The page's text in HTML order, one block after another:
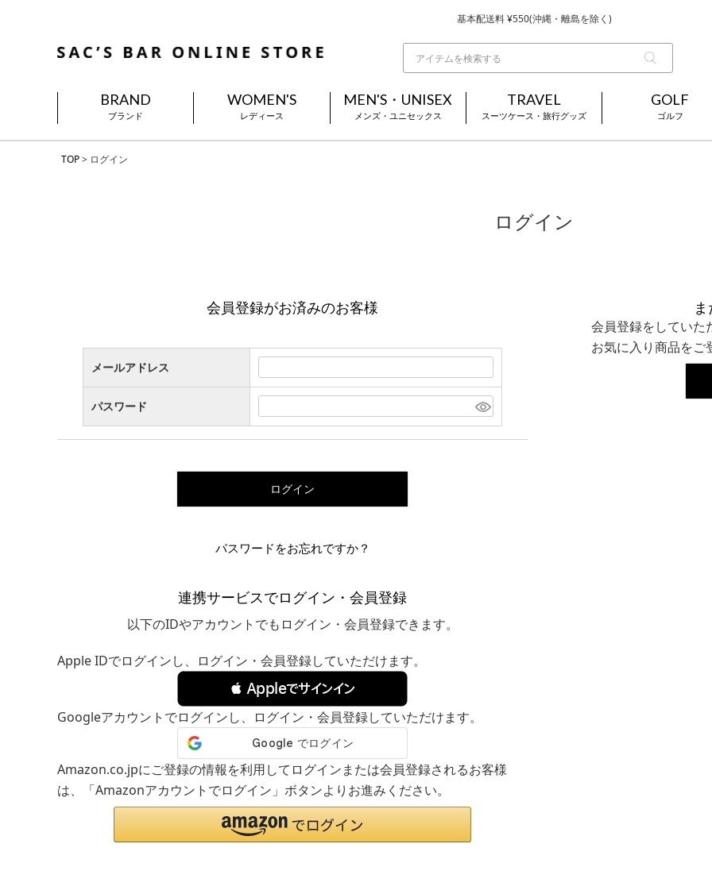
基本配送料 ¥550(沖縄・離島を除く)
BRAND
ブランド
WOMEN'S
レディース
MEN'S・UNISEX
メンズ・ユニセックス
TRAVEL
スーツケース・旅行グッズ
GOLF
ゴルフ
TOP ログイン
ログイン
会員登録がお済みのお客様
メールアドレス
パスワード
ログイン
パスワードをお忘れですか？
連携サービスでログイン・会員登録
以下のIDやアカウントでもログイン・会員登録できます。
Apple IDでログインし、ログイン・会員登録していただけます。
 Appleでサインイン
Googleアカウントでログインし、ログイン・会員登録していただけます。
Amazon.co.jpにご登録の情報を利用してログインまたは会員登録されるお客様
は、「Amazonアカウントでログイン」ボタンよりお進みください。
会員登録をしていた
お気に入り商品をご